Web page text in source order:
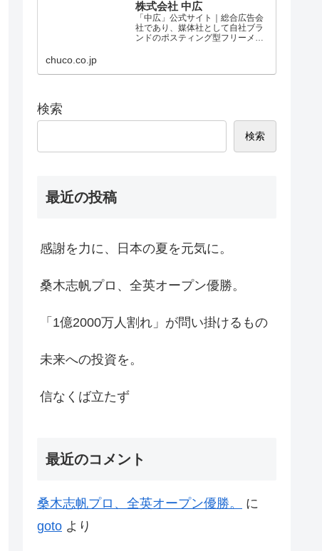
株式会社 中広
「中広」公式サイト｜総合広告会
社であり、媒体社として自社ブラ
ンドのポスティング型フリーメデ
chuco.co.jp
検索
検索
最近の投稿
感謝を力に、日本の夏を元気に。
桑木志帆プロ、全英オープン優勝。
「1億2000万人割れ」が問い掛けるもの
未来への投資を。
信なくば立たず
最近のコメント
桑木志帆プロ、全英オープン優勝。
に
goto より